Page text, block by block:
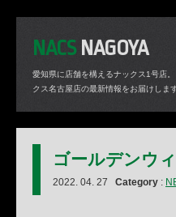
NACSNAGOYA
愛知県に店舗を構えるナックス1号店。
クス名古屋店の最新情報をお届けします
ゴールデンウ
2022. 04. 27 Category :